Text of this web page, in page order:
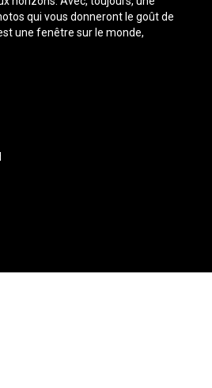
qui vous donneront le goût de
une fenêtre sur le monde,